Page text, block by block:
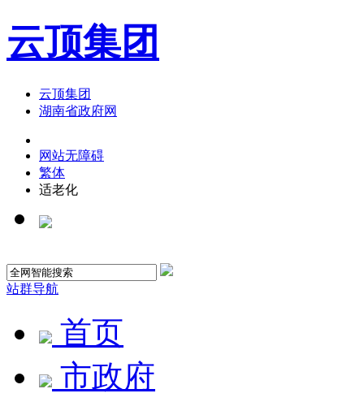
云顶集团
云顶集团
湖南省政府网
网站无障碍
繁体
适老化
站群导航
首页
市政府